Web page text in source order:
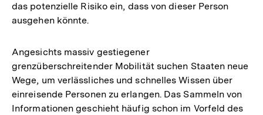
das potenzielle Risiko ein, dass von dieser Person
ausgehen könnte.
Angesichts massiv gestiegener
grenzüberschreitender Mobilität suchen Staaten neue
Wege, um verlässliches und schnelles Wissen über
einreisende Personen zu erlangen. Das Sammeln von
Informationen geschieht häufig schon im Vorfeld des